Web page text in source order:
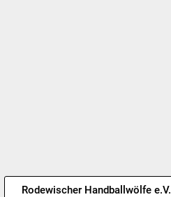
Rodewischer Handballwölfe e.V.